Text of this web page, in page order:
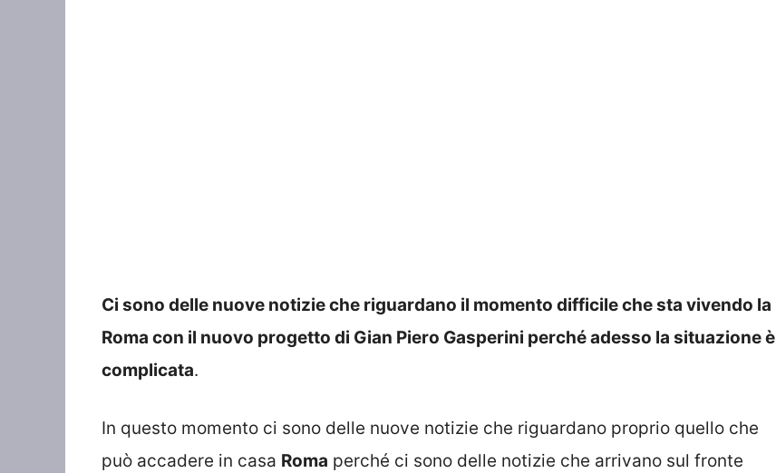
Ci sono delle nuove notizie che riguardano il momento difficile che sta vivendo la
Roma con il nuovo progetto di Gian Piero Gasperini perché adesso la situazione è
complicata.
In questo momento ci sono delle nuove notizie che riguardano proprio quello che
può accadere in casa Roma perché ci sono delle notizie che arrivano sul fronte